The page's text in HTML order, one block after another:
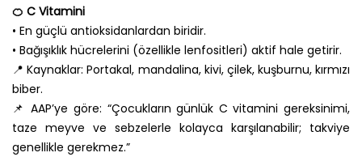
🍊 C Vitamini
• En güçlü antioksidanlardan biridir.
• Bağışıklık hücrelerini (özellikle lenfositleri) aktif hale getirir.
📍 Kaynaklar: Portakal, mandalina, kivi, çilek, kuşburnu, kırmızı
biber.
📌 AAP’ye göre: “Çocukların günlük C vitamini gereksinimi,
taze meyve ve sebzelerle kolayca karşılanabilir; takviye
genellikle gerekmez.”